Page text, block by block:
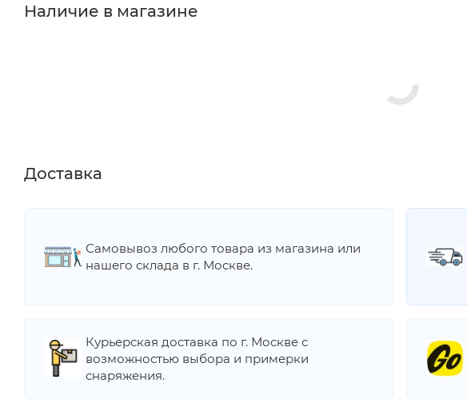
Наличие в магазине
Доставка
Самовывоз любого товара из магазина или
нашего склада в г. Москве.
Курьерская доставка по г. Москве с
возможностью выбора и примерки
снаряжения.